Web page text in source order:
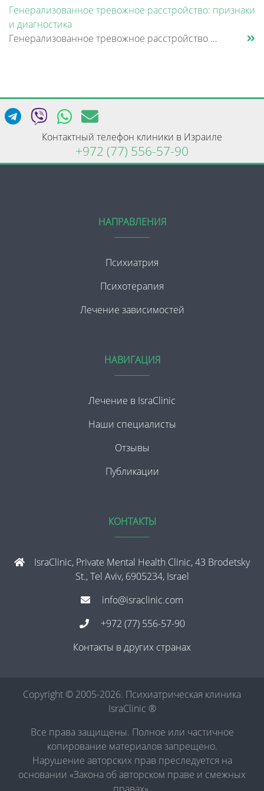
Генерализованное тревожное расстройство: признаки
и диагностика
Генерализованное тревожное расстройство — это состояние, при котором человек испытывает постоянное внутреннее напряжение......
Контактный телефон клиники в Израиле
+972 (77) 556-57-90
НАПРАВЛЕНИЯ
Психиатрия
Психотерапия
Лечение зависимостей
НАВИГАЦИЯ
Лечение в IsraClinic
Наши специалисты
Отзывы
Публикации
КОНТАКТЫ
IsraClinic, Private Mental Health Clinic, 43 Brodetsky
St., Tel Aviv, 6905234, Israel
info@israclinic.com
+972 (77) 556-57-90
Контакты в других странах
Copyright © 2005-2026. Психиатрическая клиника
IsraClinic ®
Все права защищены. Полное или частичное
копирование материалов запрещено.
Нарушение авторских прав преследуется на
основании «Закона об авторском праве и смежных